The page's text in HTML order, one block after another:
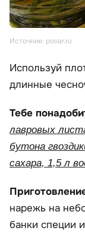
Источник: povar.ru
Используй
длинные
Тебе
лавровых
бутона
сахара, 1,5 л
нарежь на
банки специи